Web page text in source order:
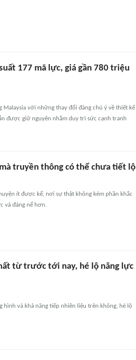
177 mã lực, giá gần 780 triệu
Malaysia với những thay đổi đáng chú ý về thiết kế
được giữ nguyên nhằm duy trì sức cạnh tranh
truyền thông có thể chưa tiết lộ
ít được kể, nơi sự thật không kém phần khắc
và đáng nể hơn.
từ trước tới nay, hé lộ năng lực
hình và khả năng tiếp nhiên liệu trên không, hé lộ